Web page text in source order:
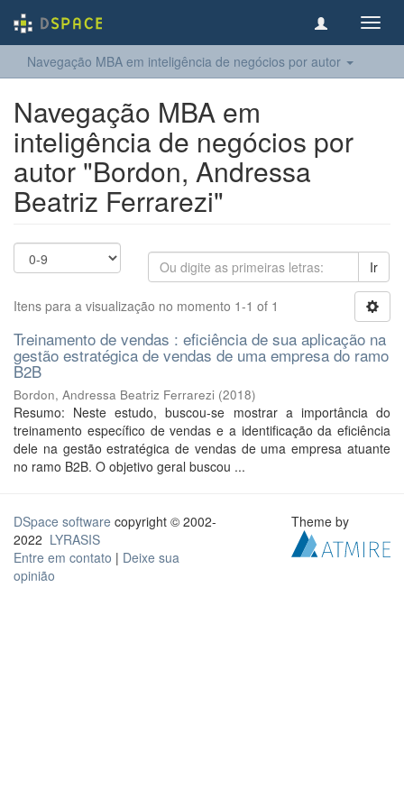
Navegação MBA em inteligência de negócios por autor
Navegação MBA em
inteligência de negócios por
autor "Bordon, Andressa
Beatriz Ferrarezi"
Ir
Itens para a visualização no momento 1-1 of 1
Treinamento de vendas : eficiência de sua aplicação na
gestão estratégica de vendas de uma empresa do ramo
B2B
Bordon, Andressa Beatriz Ferrarezi (2018)
Resumo: Neste estudo, buscou-se mostrar a importância do
treinamento específico de vendas e a identificação da eficiência
dele na gestão estratégica de vendas de uma empresa atuante
no ramo B2B. O objetivo geral buscou ...
DSpace software copyright © 2002-
2022 LYRASIS
Entre em contato | Deixe sua
opinião
Theme by